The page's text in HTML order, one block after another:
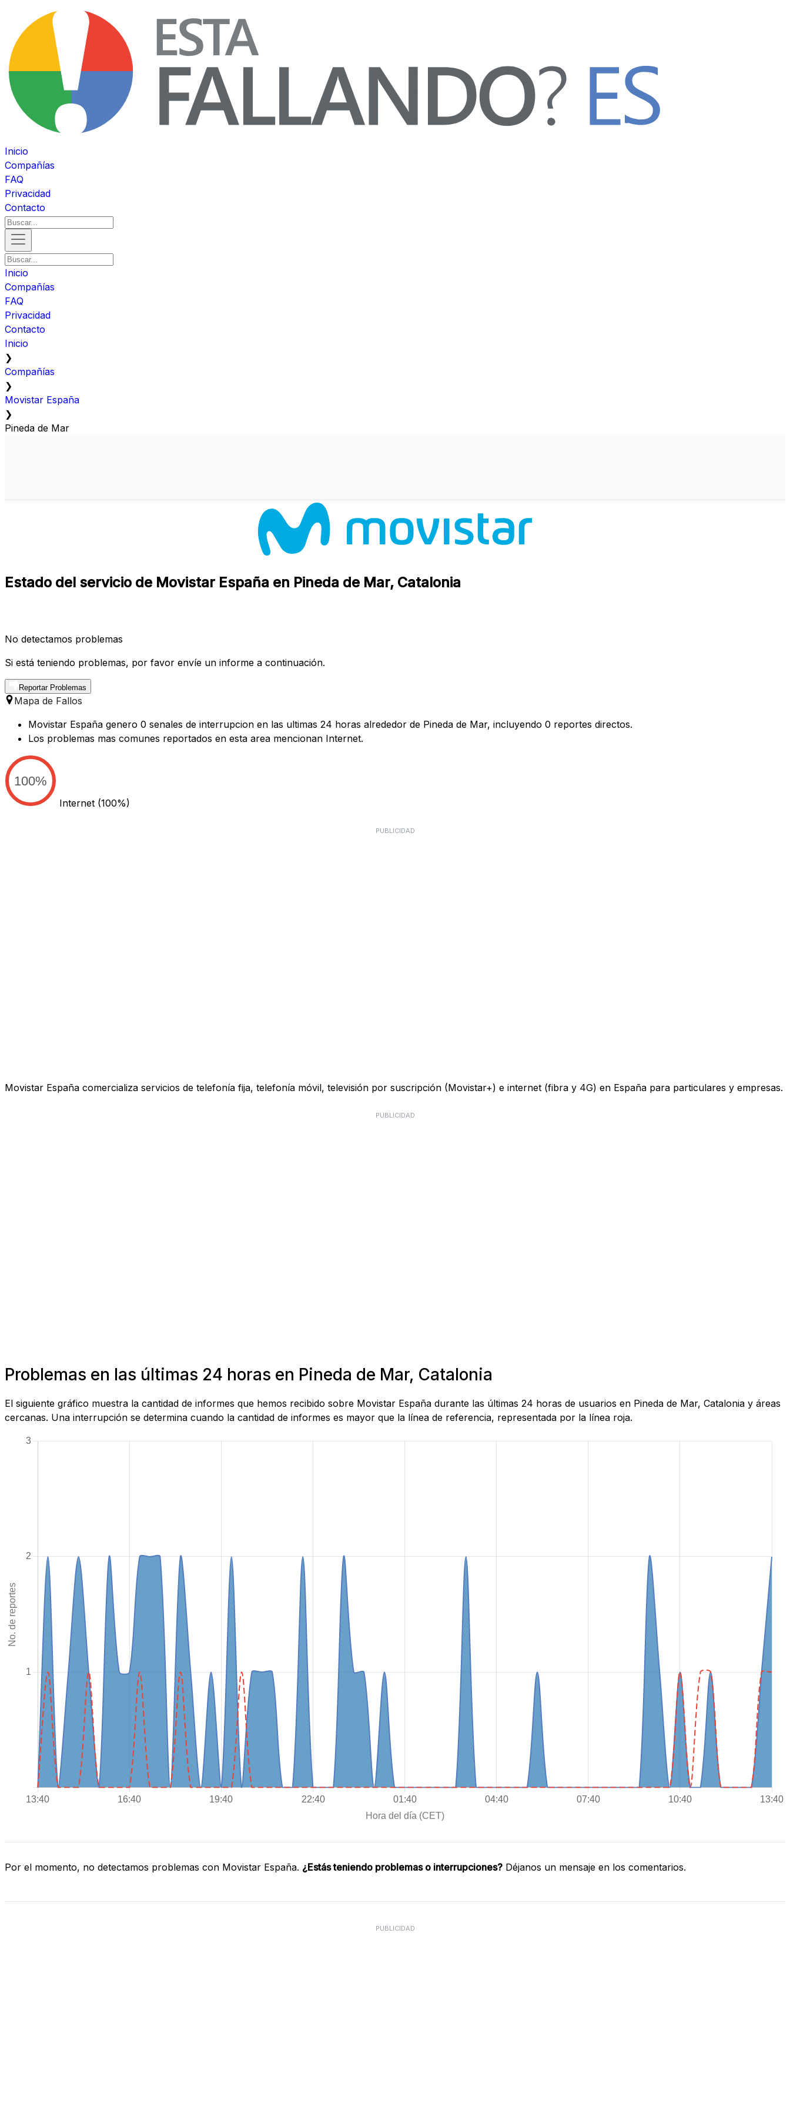
Inicio
Compañías
FAQ
Privacidad
Contacto
Inicio
Compañías
FAQ
Privacidad
Contacto
Inicio
❯
Compañías
❯
Movistar España
❯
Pineda de Mar
Estado del servicio de Movistar España en Pineda de Mar, Catalonia
No detectamos problemas
Si está teniendo problemas, por favor envíe un informe a continuación.
Reportar Problemas
Mapa de Fallos
Movistar España genero 0 senales de interrupcion en las ultimas 24 horas alrededor de Pineda de Mar, incluyendo 0 reportes directos.
Los problemas mas comunes reportados en esta area mencionan Internet.
100%
Internet (100%)
PUBLICIDAD
Movistar España comercializa servicios de telefonía fija, telefonía móvil, televisión por suscripción (Movistar+) e internet (fibra y 4G) en España para particulares y empresas.
PUBLICIDAD
Problemas en las últimas 24 horas en Pineda de Mar, Catalonia
El siguiente gráfico muestra la cantidad de informes que hemos recibido sobre Movistar España durante las últimas 24 horas de usuarios en Pineda de Mar, Catalonia y áreas
cercanas. Una interrupción se determina cuando la cantidad de informes es mayor que la línea de referencia, representada por la línea roja.
Por el momento, no detectamos problemas con Movistar España. ¿Estás teniendo problemas o interrupciones? Déjanos un mensaje en los comentarios.
PUBLICIDAD